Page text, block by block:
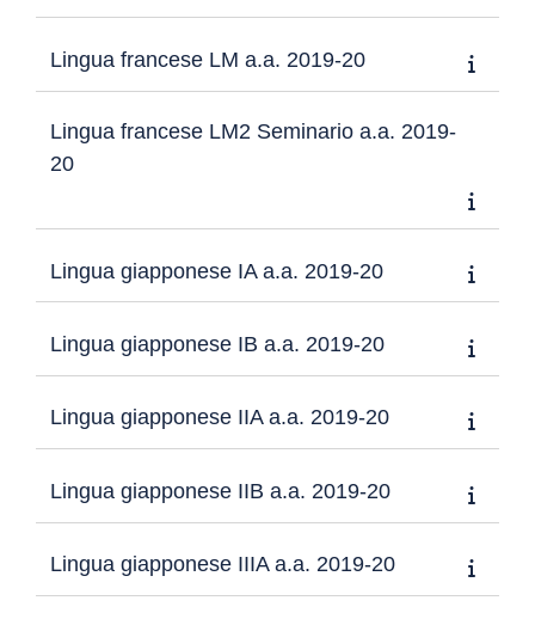
Lingua francese LM a.a. 2019-20
Lingua francese LM2 Seminario a.a. 2019-
20
Lingua giapponese IA a.a. 2019-20
Lingua giapponese IB a.a. 2019-20
Lingua giapponese IIA a.a. 2019-20
Lingua giapponese IIB a.a. 2019-20
Lingua giapponese IIIA a.a. 2019-20